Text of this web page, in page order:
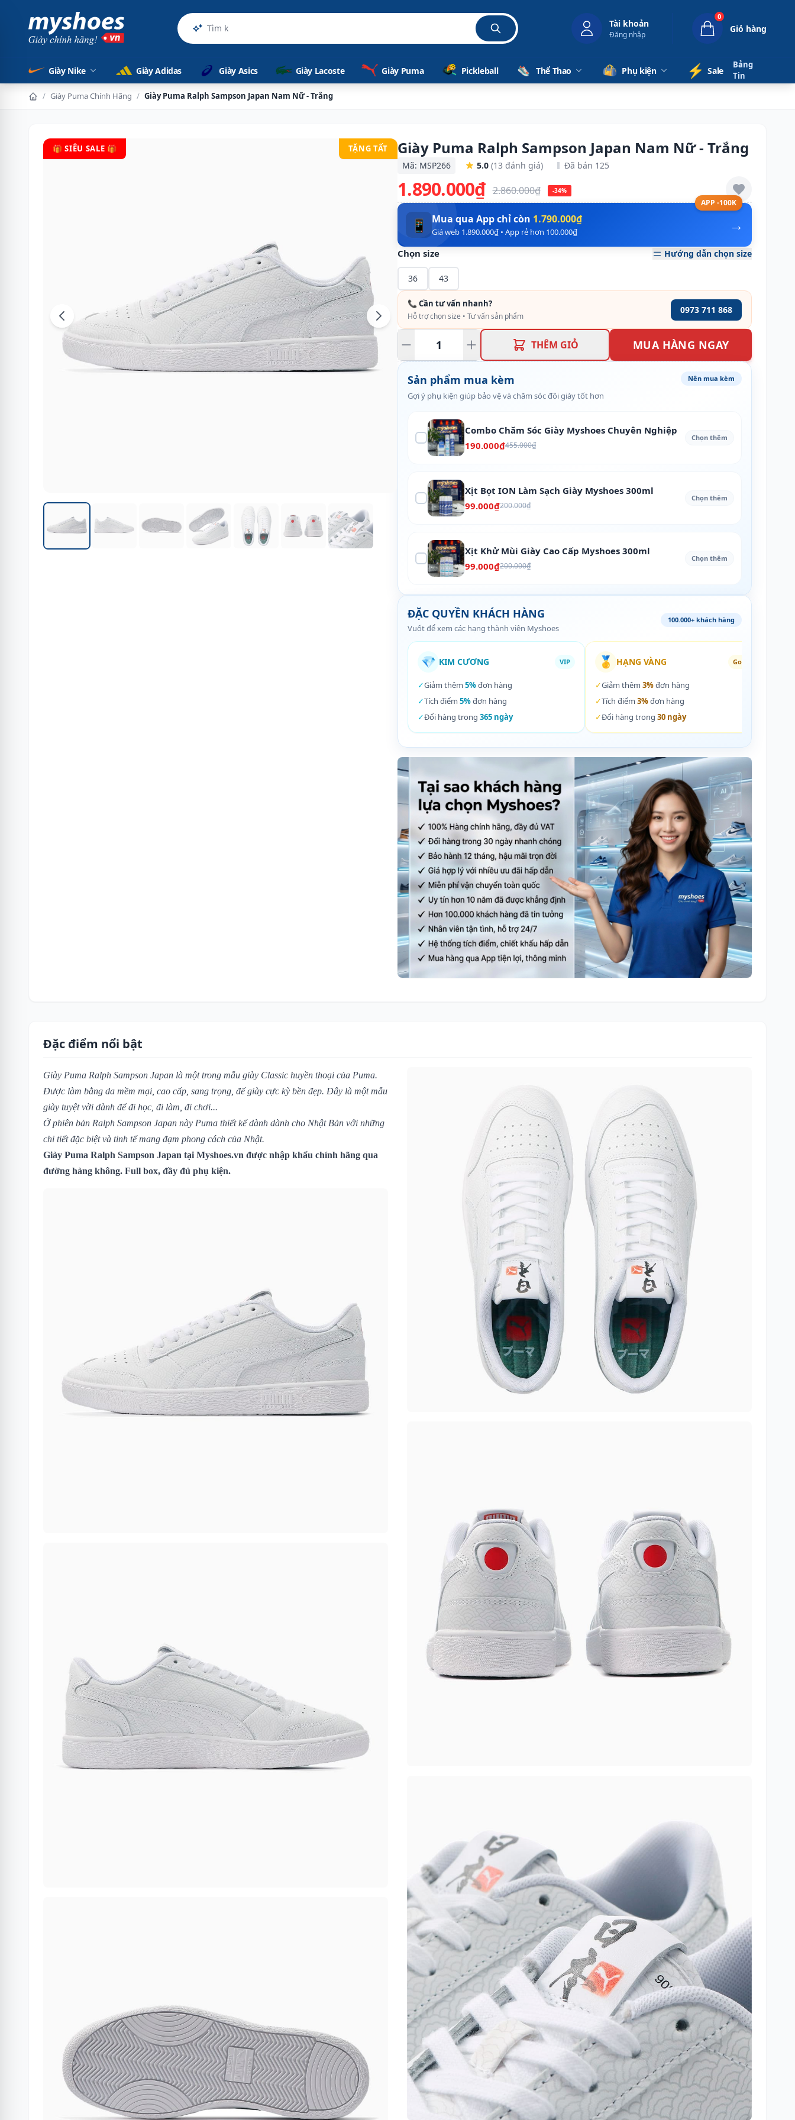
Sản phẩm chí Tài khoản
Đăng nhập
0
Giỏ hàng
Giày Nike Giày Adidas Giày Asics Giày Lacoste Giày Puma Pickleball Thể Thao Phụ kiện ⚡️ Sale
Bảng
Tin
/ Giày Puma Chính Hãng / Giày Puma Ralph Sampson Japan Nam Nữ - Trắng
🎁 SIÊU SALE 🎁 TẶNG TẤT Giày Puma Ralph Sampson Japan Nam Nữ - Trắng
Mã: MSP266 5.0 (13 đánh giá) Đã bán 125
1.890.000₫ 2.860.000₫ -34%
APP -100K
→
📱 Mua qua App chỉ còn 1.790.000₫
Giá web 1.890.000₫ • App rẻ hơn 100.000₫
Chọn size Hướng dẫn chọn size
36 43
📞 Cần tư vấn nhanh?
Hỗ trợ chọn size • Tư vấn sản phẩm
0973 711 868
THÊM GIỎ MUA HÀNG NGAY
Sản phẩm mua kèm
Gợi ý phụ kiện giúp bảo vệ và chăm sóc đôi giày tốt hơn
Nên mua kèm
Combo Chăm Sóc Giày Myshoes Chuyên Nghiệp
190.000₫455.000₫
Chọn thêm
Xịt Bọt ION Làm Sạch Giày Myshoes 300ml
99.000₫200.000₫
Chọn thêm
Xịt Khử Mùi Giày Cao Cấp Myshoes 300ml
99.000₫200.000₫
Chọn thêm
ĐẶC QUYỀN KHÁCH HÀNG
Vuốt để xem các hạng thành viên Myshoes
100.000+ khách hàng
💎 KIM CƯƠNG VIP
✓Giảm thêm 5%đơn hàng
✓Tích điểm 5%đơn hàng
✓Đổi hàng trong 365 ngày
🥇 HẠNG VÀNG Gold
✓Giảm thêm 3%đơn hàng
✓Tích điểm 3%đơn hàng
✓Đổi hàng trong 30 ngày
Đặc điểm nổi bật
Giày Puma Ralph Sampson Japan là một trong mẫu giày Classic huyền thoại của Puma.
Được làm bằng da mềm mại, cao cấp, sang trọng, đế giày cực kỳ bền đẹp. Đây là một mẫu
giày tuyệt vời dành để đi học, đi làm, đi chơi...
Ở phiên bản Ralph Sampson Japan này Puma thiết kế dành dành cho Nhật Bản với những
chi tiết đặc biệt và tinh tế mang đạm phong cách của Nhật.
Giày Puma Ralph Sampson Japan tại Myshoes.vn được nhập khẩu chính hãng qua
đường hàng không. Full box, đầy đủ phụ kiện.